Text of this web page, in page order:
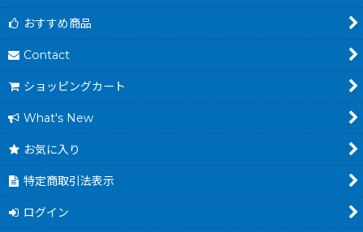
おすすめ商品
Contact
ショッピングカート
What's New
お気に入り
特定商取引法表示
ログイン